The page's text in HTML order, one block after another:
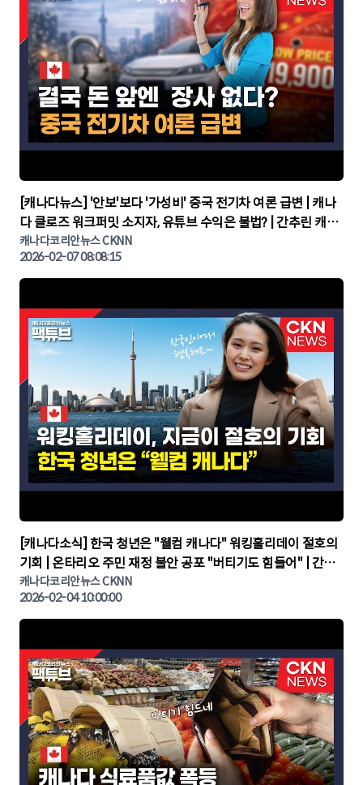
▶
[캐나다뉴스] '안보'보다 '가성비' 중국 전기차 여론 급변 | 캐나
다 클로즈 워크퍼밋 소지자, 유튜브 수익은 불법? | 간추린 캐나
다뉴스 | CKNNEWS, 캐나다코리안뉴스
캐나다코리안뉴스 CKNN
2026-02-07 08:08:15
▶
[캐나다소식] 한국 청년은 "웰컴 캐나다" 워킹홀리데이 절호의
기회 | 온타리오 주민 재정 불안 공포 "버티기도 힘들어" | 간추
린 캐나다뉴스 | CKNNEWS, 캐나다코리안뉴스
캐나다코리안뉴스 CKNN
2026-02-04 10:00:00